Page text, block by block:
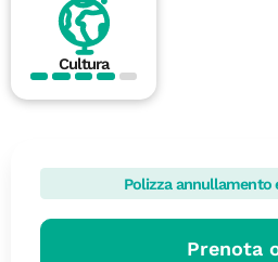
Cultura
Polizza annullamento
Prenota